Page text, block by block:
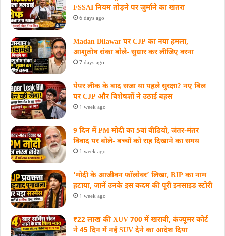
FSSAI नियम तोड़ने पर जुर्माने का खतरा
6 days ago
Madan Dilawar पर CJP का नया हमला,
आशुतोष रांका बोले- सुधार कर लीजिए वरना
7 days ago
पेपर लीक के बाद सजा या पहले सुरक्षा? नए बिल
पर CJP और विशेषज्ञों ने उठाई बहस
1 week ago
9 दिन में PM मोदी का 5वां वीडियो, जंतर-मंतर
विवाद पर बोले- बच्चों को राह दिखाने का समय
1 week ago
‘मोदी के आजीवन फॉलोवर’ लिखा, BJP का नाम
हटाया, जानें उनके इस कदम की पूरी इनसाइड स्‍टोरी
1 week ago
₹22 लाख की XUV 700 में खराबी, कंज्यूमर कोर्ट
ने 45 दिन में नई SUV देने का आदेश दिया